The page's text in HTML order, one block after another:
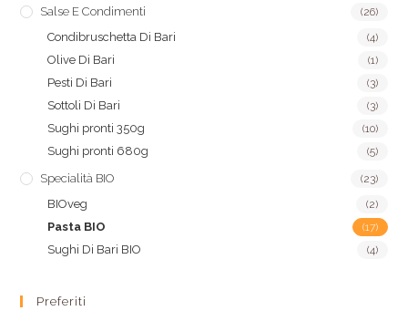
Salse E Condimenti (26)
Condibruschetta Di Bari (4)
Olive Di Bari (1)
Pesti Di Bari (3)
Sottoli Di Bari (3)
Sughi pronti 350g (10)
Sughi pronti 680g (5)
Specialità BIO (23)
BIOveg (2)
Pasta BIO (17)
Sughi Di Bari BIO (4)
Preferiti